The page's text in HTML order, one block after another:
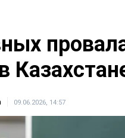
09.06.2026, 14:57